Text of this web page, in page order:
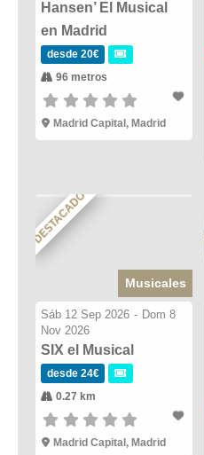
Hansen’ El Musical
en Madrid
desde 20€
96 metros
Madrid Capital, Madrid
DESTACADO
Musicales
Sáb 12 Sep 2026 - Dom 8
Nov 2026
SIX el Musical
desde 24€
0.27 km
Madrid Capital, Madrid